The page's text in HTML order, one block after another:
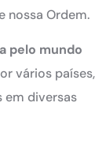
nossa Ordem.
pelo mundo
vários países,
em diversas